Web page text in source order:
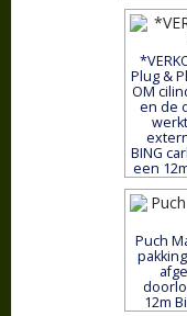
Plug &
OM
en de
BING
een
Puch
12m